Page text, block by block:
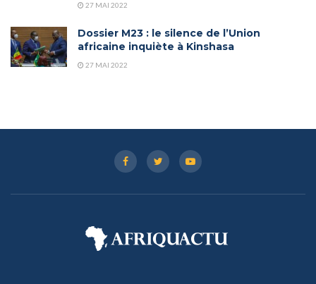
27 MAI 2022
Dossier M23 : le silence de l’Union
africaine inquiète à Kinshasa
27 MAI 2022